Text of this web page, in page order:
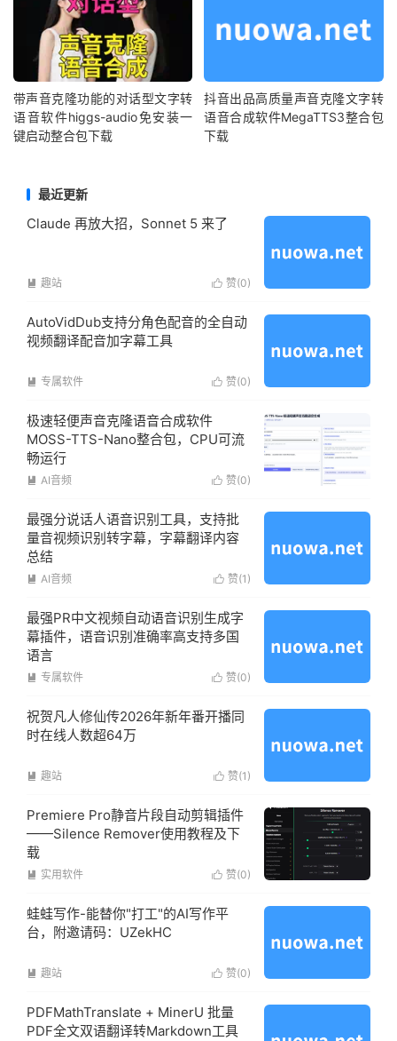
带声音克隆功能的对话型文字转
语音软件higgs-audio免安装一
键启动整合包下载
抖音出品高质量声音克隆文字转
语音合成软件MegaTTS3整合包
下载
最近更新
Claude 再放大招，Sonnet 5 来了
 赞(0)
 趣站
AutoVidDub支持分角色配音的全自动
视频翻译配音加字幕工具
 赞(0)
 专属软件
极速轻便声音克隆语音合成软件
MOSS-TTS-Nano整合包，CPU可流
畅运行
 赞(0)
 AI音频
最强分说话人语音识别工具，支持批
量音视频识别转字幕，字幕翻译内容
总结
 赞(1 )
 AI音频
最强PR中文视频自动语音识别生成字
幕插件，语音识别准确率高支持多国
语言
 赞(0)
 专属软件
祝贺凡人修仙传2026年新年番开播同
时在线人数超64万
 赞(1 )
 趣站
Premiere Pro静音片段自动剪辑插件
——Silence Remover使用教程及下
载
 赞(0)
 实用软件
蛙蛙写作-能替你"打工"的AI写作平
台，附邀请码：UZekHC
 赞(0)
 趣站
PDFMathTranslate + MinerU 批量
PDF全文双语翻译转Markdown工具